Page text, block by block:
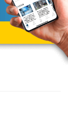
ター
ターネット